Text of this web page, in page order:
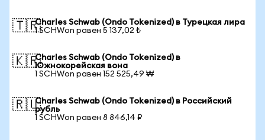
🇹🇷Charles Schwab (Ondo Tokenized) в Турецкая лира
1 SCHWon равен 5 137,02 ₺
🇰🇷Charles Schwab (Ondo Tokenized) в
Южнокорейская вона
1 SCHWon равен 152 525,49 ₩
🇷🇺Charles Schwab (Ondo Tokenized) в Российский
рубль
1 SCHWon равен 8 846,14 ₽